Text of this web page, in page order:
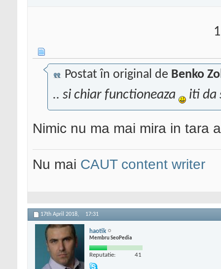
Postat în original de Benko
.. si chiar functioneaza iti da
Nimic nu ma mai mira in tara
Nu mai CAUT content writer
17th April 2018, 17:31
haotik
Membru SeoPedia
Reputatie: 41